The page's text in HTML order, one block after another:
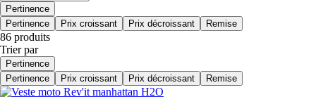
Pertinence
Pertinence
Prix croissant Prix décroissant Remise
86 produits
Trier par
Pertinence
Pertinence
Prix croissant Prix décroissant Remise